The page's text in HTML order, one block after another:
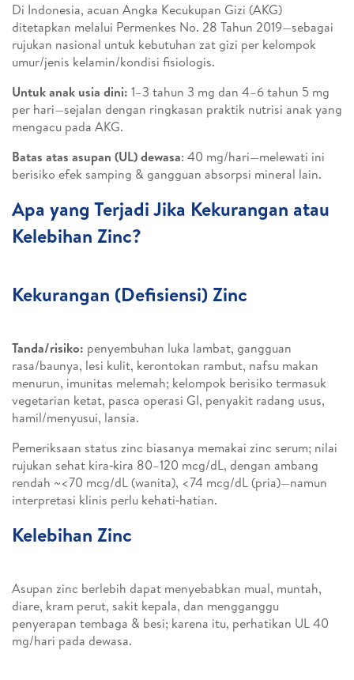
Di Indonesia, acuan Angka Kecukupan Gizi (AKG)
ditetapkan melalui Permenkes No. 28 Tahun 2019—sebagai
rujukan nasional untuk kebutuhan zat gizi per kelompok
umur/jenis kelamin/kondisi fisiologis.
Untuk anak usia dini: 1–3 tahun 3 mg dan 4–6 tahun 5 mg
per hari—sejalan dengan ringkasan praktik nutrisi anak yang
mengacu pada AKG.
Batas atas asupan (UL) dewasa: 40 mg/hari—melewati ini
berisiko efek samping & gangguan absorpsi mineral lain.
Apa yang Terjadi Jika Kekurangan atau
Kelebihan Zinc?
Kekurangan (Defisiensi) Zinc
Tanda/risiko: penyembuhan luka lambat, gangguan
rasa/baunya, lesi kulit, kerontokan rambut, nafsu makan
menurun, imunitas melemah; kelompok berisiko termasuk
vegetarian ketat, pasca operasi GI, penyakit radang usus,
hamil/menyusui, lansia.
Pemeriksaan status zinc biasanya memakai zinc serum; nilai
rujukan sehat kira‑kira 80–120 mcg/dL, dengan ambang
rendah ~<70 mcg/dL (wanita), <74 mcg/dL (pria)—namun
interpretasi klinis perlu kehati‑hatian.
Kelebihan Zinc
Asupan zinc berlebih dapat menyebabkan mual, muntah,
diare, kram perut, sakit kepala, dan mengganggu
penyerapan tembaga & besi; karena itu, perhatikan UL 40
mg/hari pada dewasa.